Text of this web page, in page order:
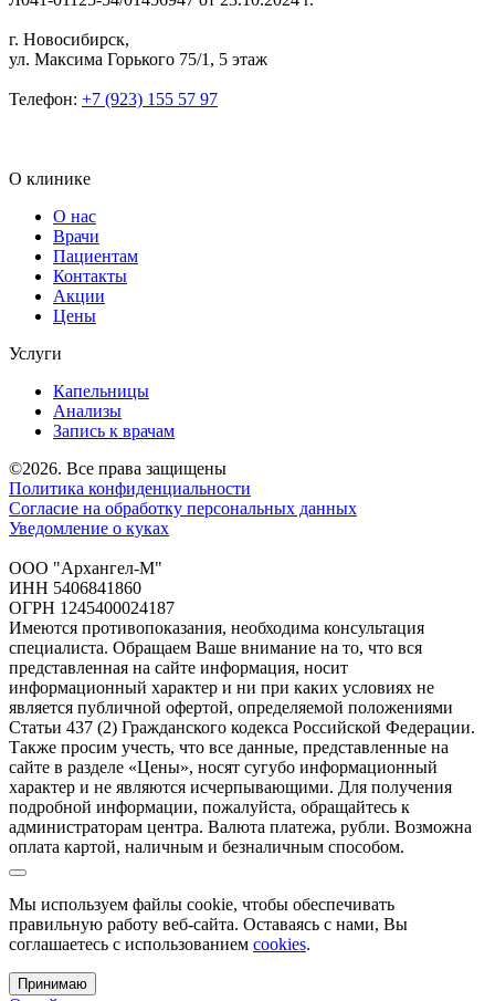
г. Новосибирск,
ул. Максима Горького 75/1, 5 этаж
Телефон: +7 (923) 155 57 97
О клинике
О нас
Врачи
Пациентам
Контакты
Акции
Цены
Услуги
Капельницы
Анализы
Запись к врачам
©2026. Все права защищены
Политика конфиденциальности
Согласие на обработку персональных данных
Уведомление о куках
ООО "Архангел-М"
ИНН 5406841860
ОГРН 1245400024187
Имеются противопоказания, необходима консультация
специалиста. Обращаем Ваше внимание на то, что вся
представленная на сайте информация, носит
информационный характер и ни при каких условиях не
является публичной офертой, определяемой положениями
Статьи 437 (2) Гражданского кодекса Российской Федерации.
Также просим учесть, что все данные, представленные на
сайте в разделе «Цены», носят сугубо информационный
характер и не являются исчерпывающими. Для получения
подробной информации, пожалуйста, обращайтесь к
администраторам центра. Валюта платежа, рубли. Возможна
оплата картой, наличным и безналичным способом.
Мы используем файлы cookie, чтобы обеспечивать
правильную работу веб-сайта. Оставаясь с нами, Вы
соглашаетесь с использованием cookies.
Принимаю